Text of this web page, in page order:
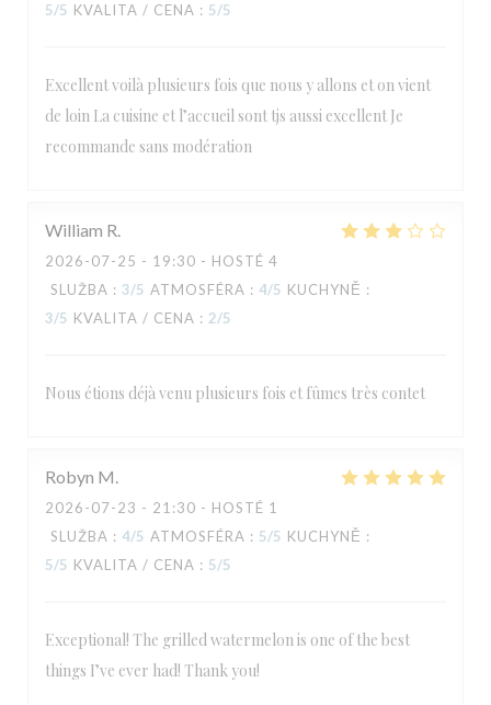
5/5 KVALITA / CENA : 5/5
Excellent voilà plusieurs fois que nous y allons et on vient
de loin La cuisine et l’accueil sont tjs aussi excellent Je
recommande sans modération
William R
2026-07-25 - 19:30 - HOSTÉ 4
SLUŽBA : 3/5 ATMOSFÉRA : 4/5 KUCHYNĚ :
3/5 KVALITA / CENA : 2/5
Nous étions déjà venu plusieurs fois et fûmes très contet
Robyn M
2026-07-23 - 21:30 - HOSTÉ 1
SLUŽBA : 4/5 ATMOSFÉRA : 5/5 KUCHYNĚ :
5/5 KVALITA / CENA : 5/5
Exceptional! The grilled watermelon is one of the best
things I’ve ever had! Thank you!